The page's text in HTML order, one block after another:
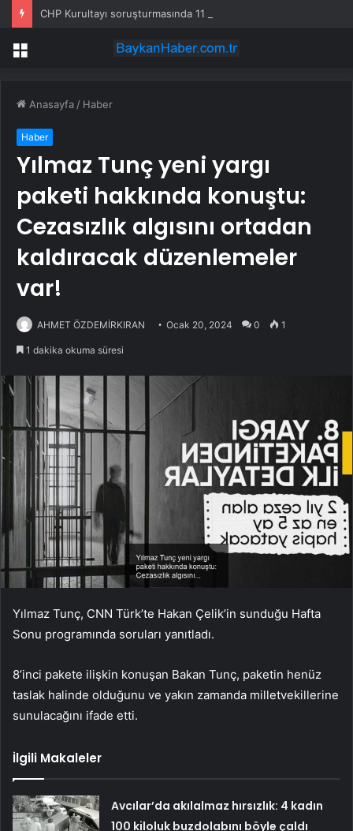
Menü
Anasayfa / Haber
Haber
Yılmaz Tunç yeni yargı
paketi hakkında konuştu:
Cezasızlık algısını ortadan
kaldıracak düzenlemeler
var!
AHMET ÖZDEMİRKIRAN Ocak 20, 2024 0 1
1 dakika okuma süresi
Yılmaz Tunç, CNN Türk’te Hakan Çelik’in sunduğu Hafta
Sonu programında soruları yanıtladı.
8’inci pakete ilişkin konuşan Bakan Tunç, paketin henüz
taslak halinde olduğunu ve yakın zamanda milletvekillerine
sunulacağını ifade etti.
İlgili Makaleler
Avcılar’da akılalmaz hırsızlık: 4 kadın
100 kiloluk buzdolabını böyle çaldı